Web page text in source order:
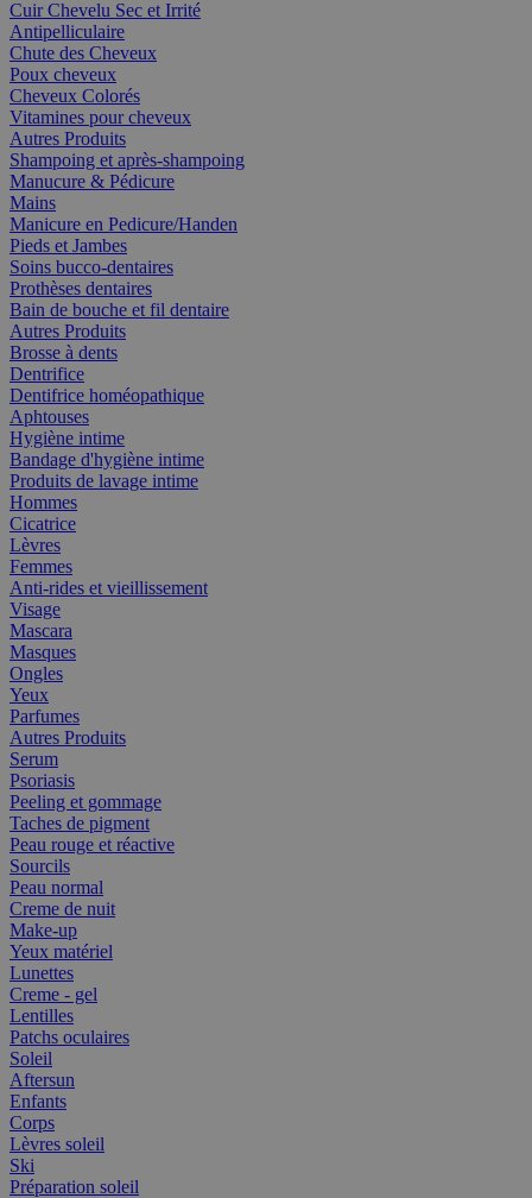
Cuir Chevelu Sec et Irrité
Antipelliculaire
Chute des Cheveux
Poux cheveux
Cheveux Colorés
Vitamines pour cheveux
Autres Produits
Shampoing et après-shampoing
Manucure & Pédicure
Mains
Manicure en Pedicure/Handen
Pieds et Jambes
Soins bucco-dentaires
Prothèses dentaires
Bain de bouche et fil dentaire
Autres Produits
Brosse à dents
Dentrifice
Dentifrice homéopathique
Aphtouses
Hygiène intime
Bandage d'hygiène intime
Produits de lavage intime
Hommes
Cicatrice
Lèvres
Femmes
Anti-rides et vieillissement
Visage
Mascara
Masques
Ongles
Yeux
Parfumes
Autres Produits
Serum
Psoriasis
Peeling et gommage
Taches de pigment
Peau rouge et réactive
Sourcils
Peau normal
Creme de nuit
Make-up
Yeux matériel
Lunettes
Creme - gel
Lentilles
Patchs oculaires
Soleil
Aftersun
Enfants
Corps
Lèvres soleil
Ski
Préparation soleil